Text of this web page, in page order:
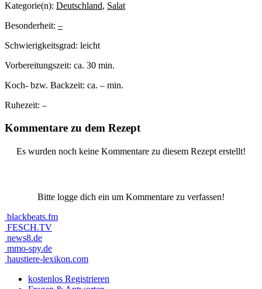
Kategorie(n): Deutschland, Salat
Besonderheit: –
Schwierigkeitsgrad: leicht
Vorbereitungszeit: ca. 30 min.
Koch- bzw. Backzeit: ca. – min.
Ruhezeit: –
Kommentare zu dem Rezept
Es wurden noch keine Kommentare zu diesem Rezept erstellt!
Bitte logge dich ein um Kommentare zu verfassen!
blackbeats.fm
FESCH.TV
news8.de
mmo-spy.de
haustiere-lexikon.com
kostenlos Registrieren